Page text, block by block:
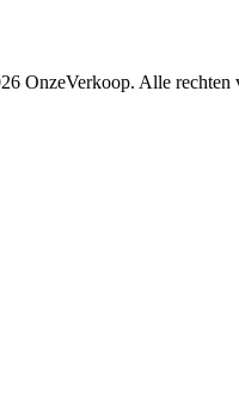
OnzeVerkoop. Alle rechten